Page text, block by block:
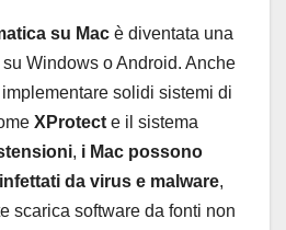
su Mac è diventata una
Windows o Android. Anche
solidi sistemi di
XProtect e il sistema
, i Mac possono
da virus e malware,
scarica software da fonti non